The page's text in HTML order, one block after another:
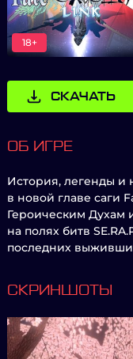
18+
СКАЧАТЬ
ОБ ИГРЕ
История, легенды и
в новой главе саги
Героическим Духам
на полях битв
последних
СКРИНШОТЫ